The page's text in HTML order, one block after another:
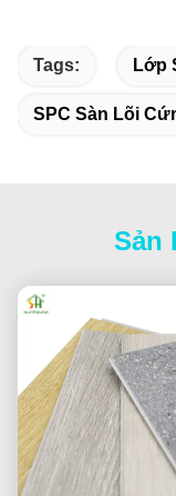
Tags: Lớp
SPC Sàn Lõi
Sản